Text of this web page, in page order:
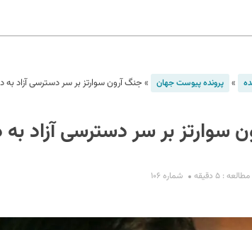
» پرونده پیوست جهان » جنگ آرون سوارتز بر سر دسترسی آزاد به
سوارتز بر سر دسترسی آزاد به
: ۵ دقیقه شماره ۱۰۶